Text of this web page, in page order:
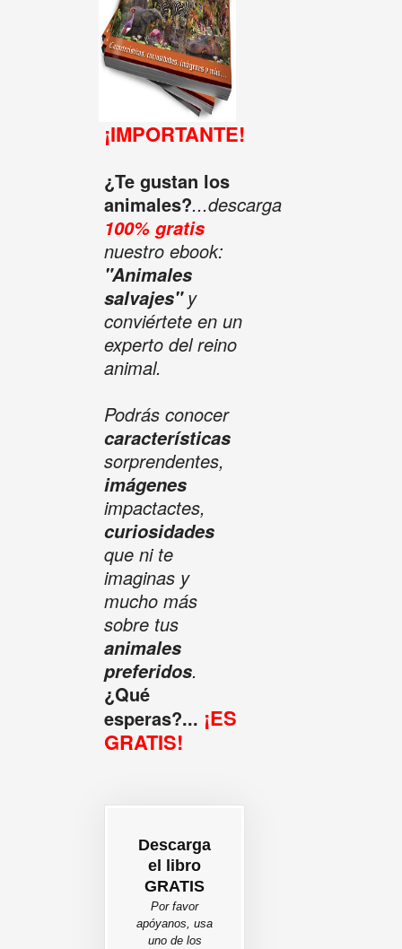
¡IMPORTANTE!
¿Te gustan los
animales?...descarga
100% gratis
nuestro ebook:
"Animales
salvajes"y
conviértete en un
experto del reino
animal.
Podrás conocer
características
sorprendentes,
imágenes
impactactes,
curiosidades
que ni te
imaginas y
mucho más
sobre tus
animales
preferidos.
¿Qué
esperas?... ¡ES
GRATIS!
Descarga
el libro
GRATIS
Por favor
apóyanos, usa
uno de los